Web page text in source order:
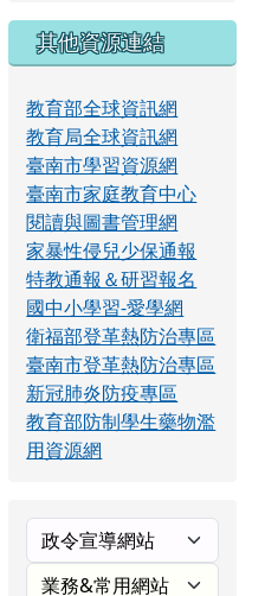
其他資源連結
教育部全球資訊網
教育局全球資訊網
臺南市學習資源網
臺南市家庭教育中心
閱讀與圖書管理網
家暴性侵兒少保通報
特教通報＆研習報名
國中小學習-愛學網
衛福部登革熱防治專區
臺南市登革熱防治專區
新冠肺炎防疫專區
教育部防制學生藥物濫
用資源網